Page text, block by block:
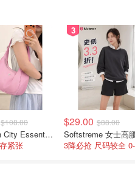
$108.00
lululemon City Essentials 肩背包 4L
紧张
3
$29.00 $88.00